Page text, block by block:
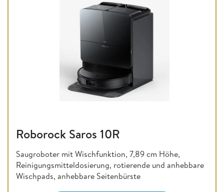
Roborock Saros 10R
Saugroboter mit Wischfunktion, 7,89 cm Höhe,
Reinigungsmitteldosierung, rotierende und anhebbare
Wischpads, anhebbare Seitenbürste